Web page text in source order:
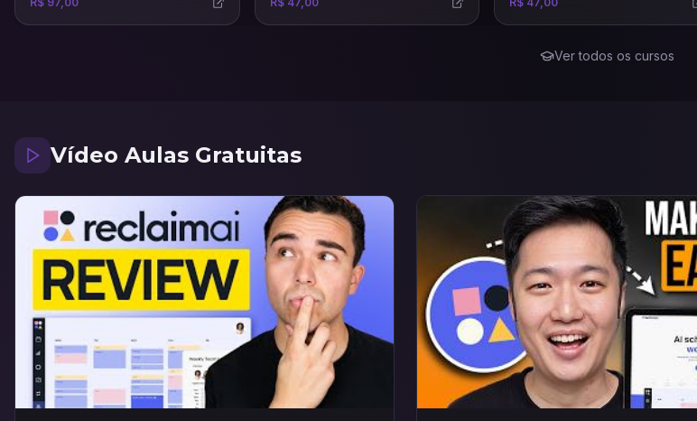
certeiras para venda e aluguel de
precisas e eficazes.
passos no universo digital e
e carreiras. Ao longo das aulas, o
participante aprenderá os conceitos
Ver todos os cursos
Vídeo Aulas Gratuitas